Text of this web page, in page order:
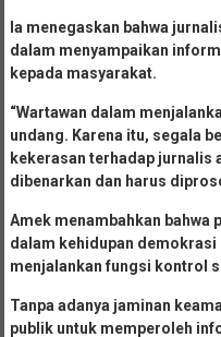
Ia menegaskan bahwa
dalam menyampaikan
kepada masyarakat.
“Wartawan dalam
undang. Karena itu, segala
kekerasan terhadap jurnalis
dibenarkan dan harus
Amek menambahkan
dalam kehidupan
menjalankan fungsi kontrol
Tanpa adanya jaminan
publik untuk memperoleh